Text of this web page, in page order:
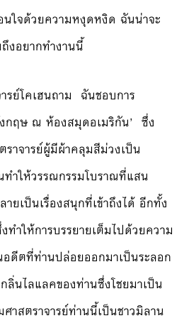
ใจด้วยความหงุดหงิด ฉันน่าจะ
งอยากทำงานนี้
รย์โคเฮนถาม ฉันชอบการ
กฤษ ณ ห้องสมุดอเมริกัน’ ซึ่ง
าจารย์ผู้มีผ้าคลุมสีม่วงเป็น
ให้วรรณกรรมโบราณที่แสน
ยเป็นเรื่องสนุกที่เข้าถึงได้ อีกทั้ง
ำให้การบรรยายเต็มไปด้วยความ
ดีตที่ท่านปล่อยออกมาเป็นระลอก
นไลแลคของท่านซึ่งโชยมาเป็น
าสตราจารย์ท่านนี้เป็นชาวมิลาน